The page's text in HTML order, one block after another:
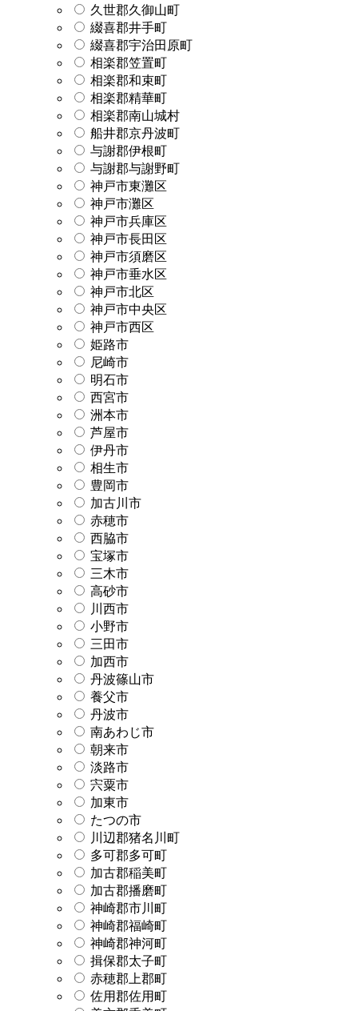
久世郡久御山町
綴喜郡井手町
綴喜郡宇治田原町
相楽郡笠置町
相楽郡和束町
相楽郡精華町
相楽郡南山城村
船井郡京丹波町
与謝郡伊根町
与謝郡与謝野町
神戸市東灘区
神戸市灘区
神戸市兵庫区
神戸市長田区
神戸市須磨区
神戸市垂水区
神戸市北区
神戸市中央区
神戸市西区
姫路市
尼崎市
明石市
西宮市
洲本市
芦屋市
伊丹市
相生市
豊岡市
加古川市
赤穂市
西脇市
宝塚市
三木市
高砂市
川西市
小野市
三田市
加西市
丹波篠山市
養父市
丹波市
南あわじ市
朝来市
淡路市
宍粟市
加東市
たつの市
川辺郡猪名川町
多可郡多可町
加古郡稲美町
加古郡播磨町
神崎郡市川町
神崎郡福崎町
神崎郡神河町
揖保郡太子町
赤穂郡上郡町
佐用郡佐用町